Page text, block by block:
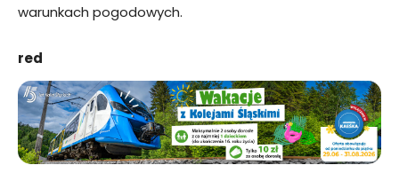
warunkach pogodowych.
red